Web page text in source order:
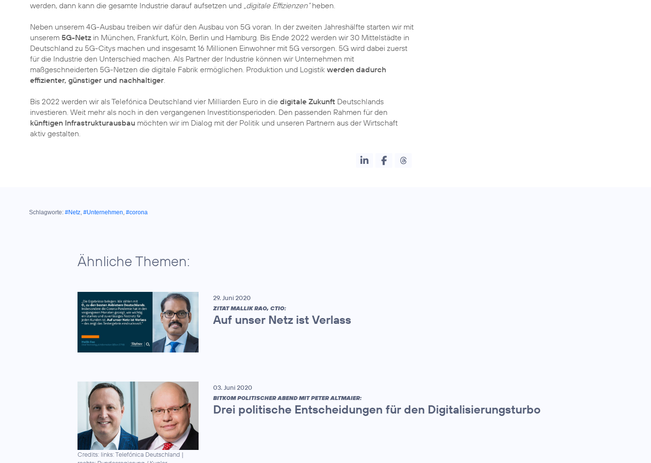
werden, dann kann die gesamte Industrie darauf aufsetzen und „digitale Effizienzen“heben.
Neben unserem 4G-Ausbau treiben wir dafür den Ausbau von 5G voran. In der zweiten Jahreshälfte starten wir mit
unserem 5G-Netz in München, Frankfurt, Köln, Berlin und Hamburg. Bis Ende 2022 werden wir 30 Mittelstädte in
Deutschland zu 5G-Citys machen und insgesamt 16 Millionen Einwohner mit 5G versorgen. 5G wird dabei zuerst
für die Industrie den Unterschied machen. Als Partner der Industrie können wir Unternehmen mit
maßgeschneiderten 5G-Netzen die digitale Fabrik ermöglichen. Produktion und Logistik werden dadurch
effizienter, günstiger und nachhaltiger.
Bis 2022 werden wir als Telefónica Deutschland vier Milliarden Euro in die digitale Zukunft Deutschlands
investieren. Weit mehr als noch in den vergangenen Investitionsperioden. Den passenden Rahmen für den
künftigen Infrastrukturausbau möchten wir im Dialog mit der Politik und unseren Partnern aus der Wirtschaft
aktiv gestalten.
Schlagworte: #Netz, #Unternehmen, #corona
Ähnliche Themen:
29. Juni 2020
ZITAT MALLIK RAO, CTIO:
Auf unser Netz ist Verlass
Credits: links: Telefónica Deutschland |
03. Juni 2020
BITKOM POLITISCHER ABEND MIT PETER ALTMAIER:
Drei politische Entscheidungen für den Digitalisierungsturbo